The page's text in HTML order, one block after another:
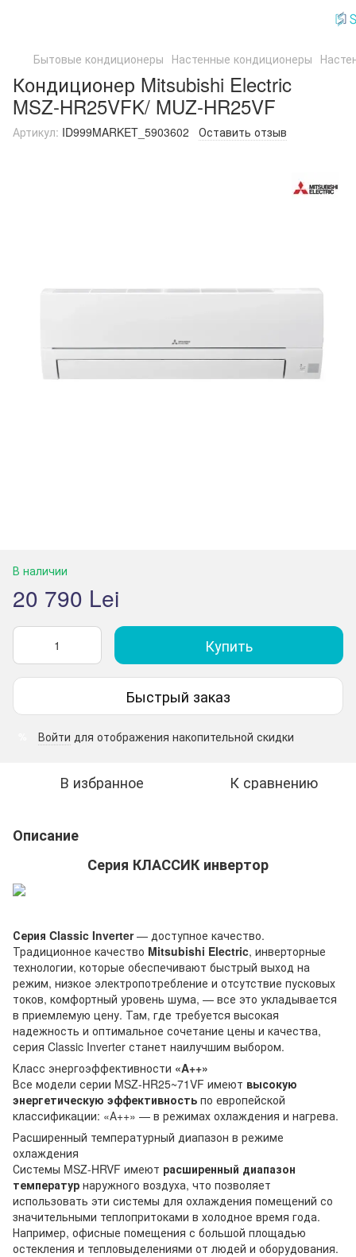
Бытовые кондиционеры Настенные кондиционеры
Кондиционер Mitsubishi Electric
MSZ-HR25VFK/ MUZ-HR25VF
Артикул: ID999MARKET_5903602 Оставить отзыв
В наличии
20 790 Lei
Купить
Быстрый заказ
Войти для отображения накопительной скидки
В избранное К сравнению
Описание
Серия КЛАССИК инвертор
Серия Classic Inverter— доступное качество.
Традиционное качество Mitsubishi Electric, инверторные
технологии, которые обеспечивают быстрый выход на
режим, низкое электропотребление и отсутствие пусковых
токов, комфортный уровень шума, — все это укладывается
в приемлемую цену. Там, где требуется высокая
надежность и оптимальное сочетание цены и качества,
серия Classic Inverter станет наилучшим выбором.
Класс энергоэффективности «A++»
Все модели серии MSZ-HR25~71VF имеют высокую
энергетическую эффективность по европейской
классификации: «А++» — в режимах охлаждения и нагрева.
Расширенный температурный диапазон в режиме
охлаждения
Системы MSZ-HRVF имеют расширенный диапазон
температур наружного воздуха, что позволяет
использовать эти системы для охлаждения помещений со
значительными теплопритоками в холодное время года.
Например, офисные помещения с большой площадью
остекления и тепловыделениями от людей и оборудования.